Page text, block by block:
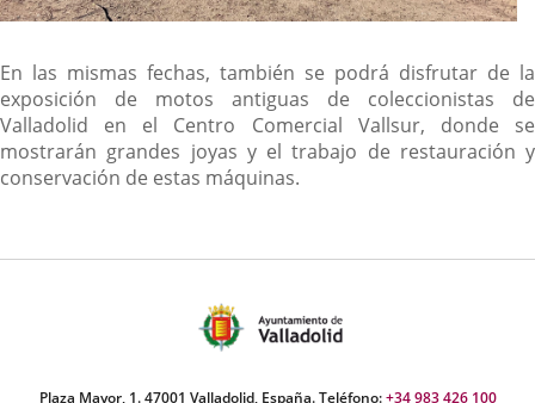
En las mismas fechas, también se podrá disfrutar de la
exposición de motos antiguas de coleccionistas de
Valladolid en el Centro Comercial Vallsur, donde se
mostrarán grandes joyas y el trabajo de restauración y
conservación de estas máquinas.
Plaza Mayor, 1. 47001 Valladolid, España. Teléfono:+34 983 426 100